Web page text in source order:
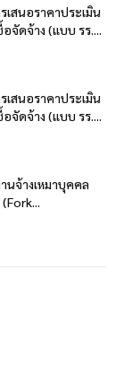
เสนอราคาประเมิน
จัดจ้าง (แบบ รร....
เสนอราคาประเมิน
จัดจ้าง (แบบ รร....
นจ้างเหมาบุคคล